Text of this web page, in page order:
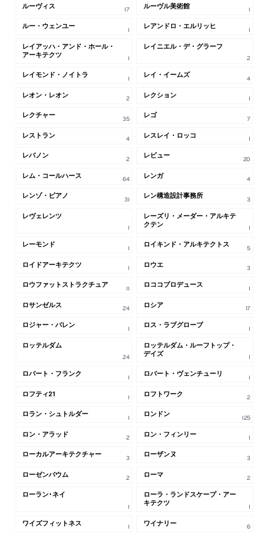
ルーヴィス 17 ルーヴル美術館 1
ルー・ウェンユー 1 レアンドロ・エルリッヒ 1
レイアッハ・アンド・ホール・
アーキテクツ
1
レイニエル・デ・グラーフ
2
レイモンド・ノイトラ 1 レイ・イームズ 4
レオン・レオン 2 レクション 1
レクチャー 35 レゴ 7
レストラン 4 レスレイ・ロッコ 1
レバノン 2 レビュー 20
レム・コールハース 64 レンガ 4
レンゾ・ピアノ 31 レン構造設計事務所 3
レヴェレンツ
1
レーズリ・メーダー・アルキテ
クテン
1
レーモンド 1 ロイキンド・アルキテクトス 5
ロイドアーキテクツ 1 ロウエ 3
ロウファットストラクチュア 11 ロココプロデュース 1
ロサンゼルス 24 ロシア 17
ロジャー・バレン 1 ロス・ラブグローブ 1
ロッテルダム
24
ロッテルダム・ルーフトップ・
デイズ
1
ロバート・フランク 1 ロバート・ヴェンチューリ 1
ロフティ21 1 ロフトワーク 2
ロラン・シュトルダー 1 ロンドン 125
ロン・アラッド 2 ロン・フィンリー 1
ローカルアーキテクチャー 3 ローザンヌ 3
ローゼンバウム 2 ローマ 2
ローラン･ネイ
1
ローラ・ランドスケープ・アー
キテクツ
1
ワイズフィットネス 1 ワイナリー 6